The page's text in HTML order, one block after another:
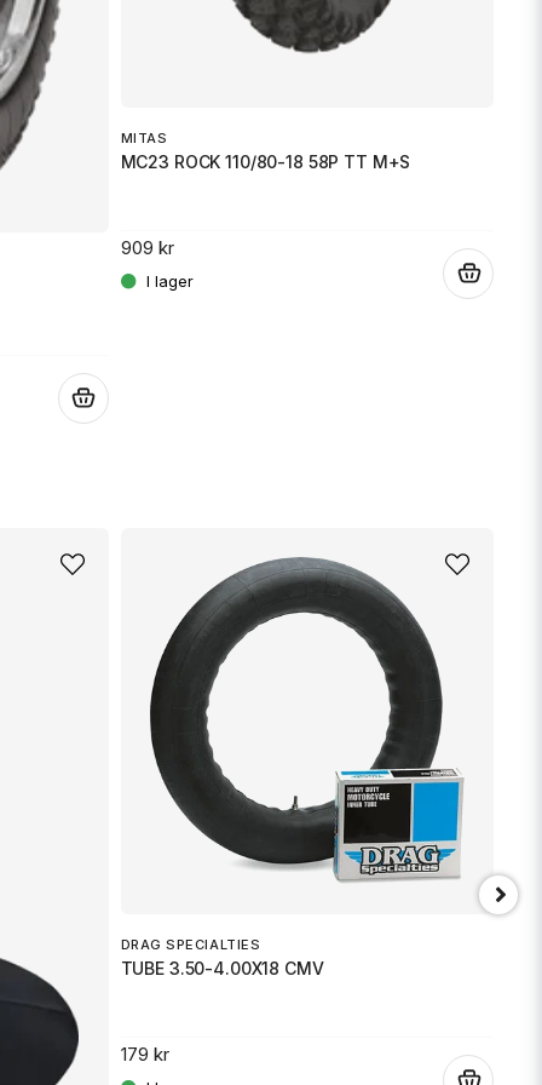
MITAS
MC23 ROCK 110/80-18 58P TT M+S
909 kr
DRAG SPECIALTIES
TUBE 3.50-4.00X18 CMV
179 kr